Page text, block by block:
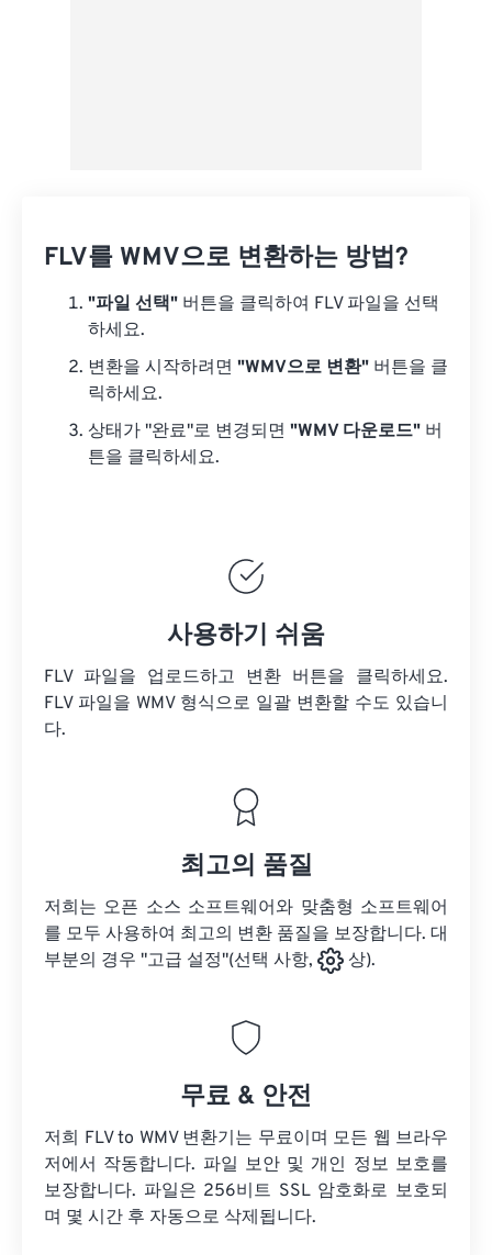
FLV를 WMV으로 변환하는 방법?
"파일 선택" 버튼을 클릭하여 FLV 파일을 선택
하세요.
변환을 시작하려면 "WMV으로 변환" 버튼을 클
릭하세요.
상태가 "완료"로 변경되면 "WMV 다운로드" 버
튼을 클릭하세요.
사용하기 쉬움
FLV 파일을 업로드하고 변환 버튼을 클릭하세요.
FLV 파일을 WMV 형식으로 일괄 변환할 수도 있습니
다.
최고의 품질
저희는 오픈 소스 소프트웨어와 맞춤형 소프트웨어
를 모두 사용하여 최고의 변환 품질을 보장합니다. 대
부분의 경우 "고급 설정"(선택 사항,
상).
무료 & 안전
저희 FLV to WMV 변환기는 무료이며 모든 웹 브라우
저에서 작동합니다. 파일 보안 및 개인 정보 보호를
보장합니다. 파일은 256비트 SSL 암호화로 보호되
며 몇 시간 후 자동으로 삭제됩니다.